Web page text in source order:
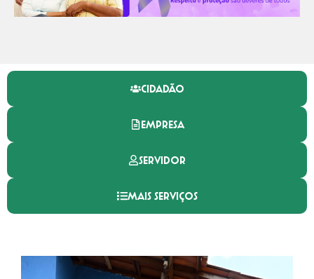
CIDADÃO
EMPRESA
SERVIDOR
MAIS SERVIÇOS